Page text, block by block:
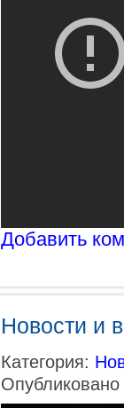
Добавить
Новости и
Категория: